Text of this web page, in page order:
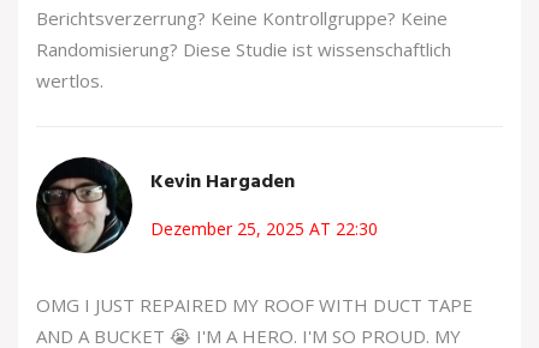
Berichtsverzerrung? Keine Kontrollgruppe? Keine
Randomisierung? Diese Studie ist wissenschaftlich
wertlos.
Kevin Hargaden
Dezember 25, 2025 AT 22:30
OMG I JUST REPAIRED MY ROOF WITH DUCT TAPE
AND A BUCKET 😭 I'M A HERO. I'M SO PROUD. MY